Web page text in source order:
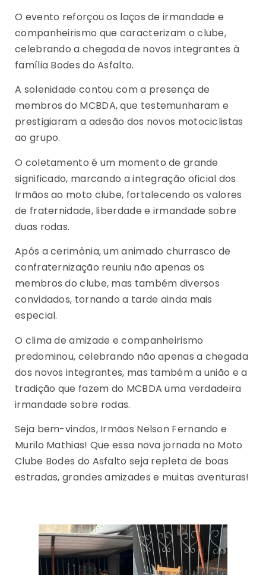
O evento reforçou os laços de irmandade e
companheirismo que caracterizam o clube,
celebrando a chegada de novos integrantes à
família Bodes do Asfalto.
A solenidade contou com a presença de
membros do MCBDA, que testemunharam e
prestigiaram a adesão dos novos motociclistas
ao grupo.
O coletamento é um momento de grande
significado, marcando a integração oficial dos
Irmãos ao moto clube, fortalecendo os valores
de fraternidade, liberdade e irmandade sobre
duas rodas.
Após a cerimônia, um animado churrasco de
confraternização reuniu não apenas os
membros do clube, mas também diversos
convidados, tornando a tarde ainda mais
especial.
O clima de amizade e companheirismo
predominou, celebrando não apenas a chegada
dos novos integrantes, mas também a união e a
tradição que fazem do MCBDA uma verdadeira
irmandade sobre rodas.
Seja bem-vindos, Irmãos Nelson Fernando e
Murilo Mathias! Que essa nova jornada no Moto
Clube Bodes do Asfalto seja repleta de boas
estradas, grandes amizades e muitas aventuras!